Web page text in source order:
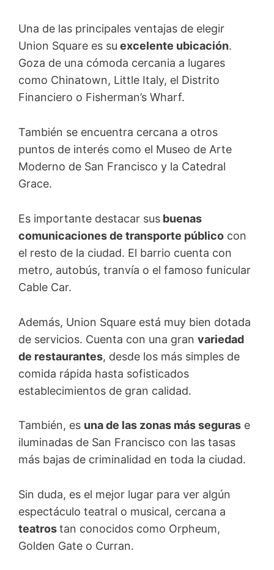
Una de las principales ventajas de elegir
Union Square es su excelente ubicación.
Goza de una cómoda cercania a lugares
como Chinatown, Little Italy, el Distrito
Financiero o Fisherman’s Wharf.
También se encuentra cercana a otros
puntos de interés como el Museo de Arte
Moderno de San Francisco y la Catedral
Grace.
Es importante destacar sus buenas
comunicaciones de transporte público con
el resto de la ciudad. El barrio cuenta con
metro, autobús, tranvía o el famoso funicular
Cable Car.
Además, Union Square está muy bien dotada
de servicios. Cuenta con una gran variedad
de restaurantes, desde los más simples de
comida rápida hasta sofisticados
establecimientos de gran calidad.
También, es una de las zonas más seguras e
iluminadas de San Francisco con las tasas
más bajas de criminalidad en toda la ciudad.
Sin duda, es el mejor lugar para ver algún
espectáculo teatral o musical, cercana a
teatrostan conocidos como Orpheum,
Golden Gate o Curran.